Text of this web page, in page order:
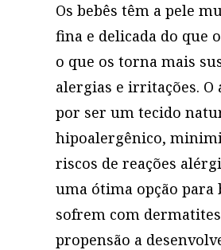
Os bebês têm a pele
fina e delicada do que
o que os torna mais
alergias e irritações. O
por ser um tecido
hipoalergênico,
riscos de reações
uma ótima opção para
sofrem com
propensão a